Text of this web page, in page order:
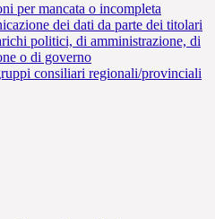
per mancata o incompleta
dei dati da parte dei titolari
politici, di amministrazione, di
o di governo
consiliari regionali/provinciali